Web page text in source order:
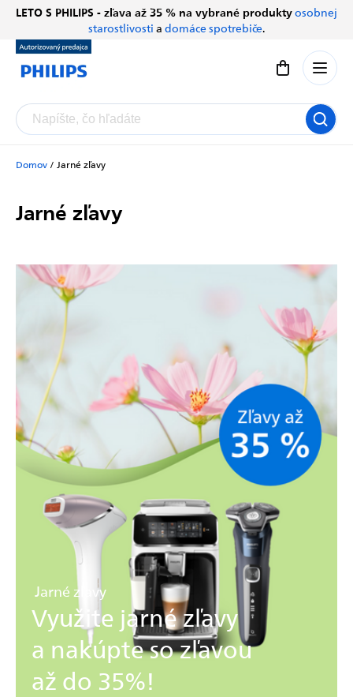
Prejsť
obsah
LETO S PHILIPS - zľava až 35 % na vybrané produktyosobnej
starostlivosti a domáce spotrebiče.
Nákupný
Domov / Jarné zľavy
Jarné zľavy
Jarné zľavy
Využite jarné zľavy
a nakúpte so zľavou
až do 35%!
Chatbot Filip
Autorizovaný predajce